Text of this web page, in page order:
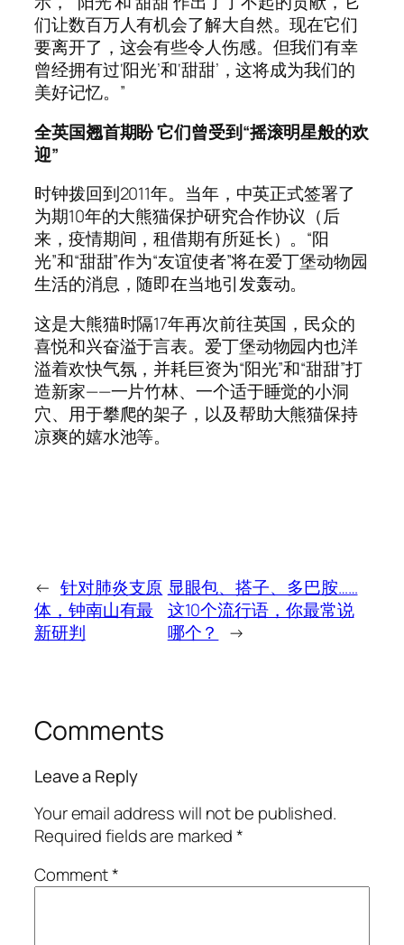
们让数百万人有机会了解大自然。现在它们
要离开了，这会有些令人伤感。但我们有幸
曾经拥有过‘阳光’和‘甜甜’，这将成为我们的
美好记忆。”
全英国翘首期盼它们曾受到“摇滚明星般的欢
迎”
时钟拨回到2011年。当年，中英正式签署了
为期10年的大熊猫保护研究合作协议（后
来，疫情期间，租借期有所延长）。“阳
光”和“甜甜”作为“友谊使者”将在爱丁堡动物园
生活的消息，随即在当地引发轰动。
这是大熊猫时隔17年再次前往英国，民众的
喜悦和兴奋溢于言表。爱丁堡动物园内也洋
溢着欢快气氛，并耗巨资为“阳光”和“甜甜”打
造新家——一片竹林、一个适于睡觉的小洞
穴、用于攀爬的架子，以及帮助大熊猫保持
凉爽的嬉水池等。
← 针对肺炎支原
体，钟南山有最
新研判
显眼包、搭子、多巴胺……
这10个流行语，你最常说
哪个？
→
Comments
Leave a Reply
Your email address will not be published.
Required fields are marked*
Comment*